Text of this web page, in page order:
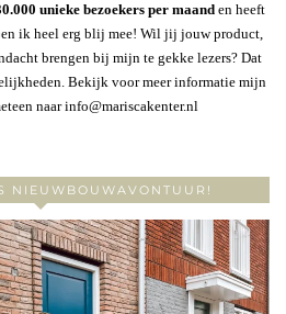
.000 unieke bezoekers per maanden heeft
ik heel erg blij mee! Wil jij jouw product,
brengen bij mijn te gekke lezers? Dat
Bekijk voor meer informatie mijn
naar info@mariscakenter.nl
NIEUWBOUWAVONTUUR!